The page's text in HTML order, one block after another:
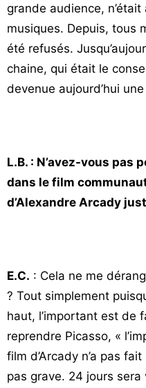
grande audience,
musiques. Depuis, tous
été refusés.
chaine, qui était le
devenue aujourd’hui
L.B. : N’avez-vous pas
dans le film
d’Alexandre Arcady
E.C. : Cela ne me
? Tout simplement
haut, l’important est de
reprendre Picasso, «
film d’Arcady n’a pas
pas grave. 24 jours